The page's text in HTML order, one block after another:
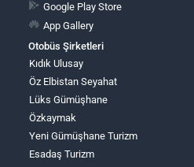
Google Play Store
App Gallery
Otobüs Şirketleri
Kıdık Ulusay
Öz Elbistan Seyahat
Lüks Gümüşhane
Özkaymak
Yeni Gümüşhane Turizm
Esadaş Turizm